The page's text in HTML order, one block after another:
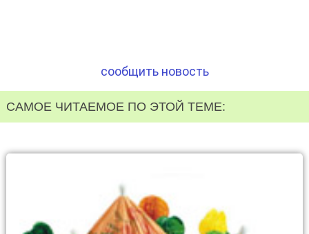
сообщить новость
САМОЕ ЧИТАЕМОЕ ПО ЭТОЙ ТЕМЕ: